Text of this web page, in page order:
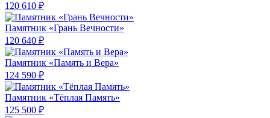
120 610 ₽
Памятник «Грань Вечности»
120 640 ₽
Памятник «Память и Вера»
124 590 ₽
Памятник «Тёплая Память»
125 500 ₽